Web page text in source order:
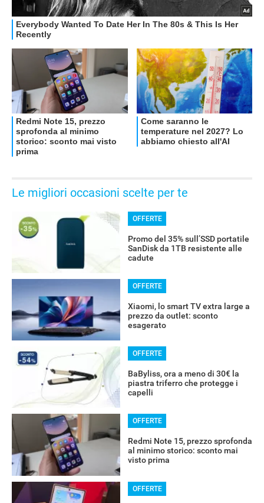
Le migliori occasioni scelte per te
OFFERTE
Promo del 35% sull’SSD portatile
SanDisk da 1TB resistente alle
cadute
OFFERTE
Xiaomi, lo smart TV extra large a
prezzo da outlet: sconto
esagerato
OFFERTE
BaByliss, ora a meno di 30€ la
piastra triferro che protegge i
capelli
OFFERTE
Redmi Note 15, prezzo sprofonda
al minimo storico: sconto mai
visto prima
OFFERTE